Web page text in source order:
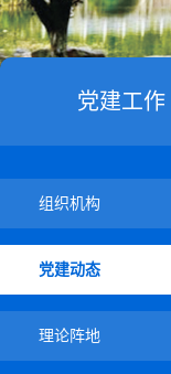
党建工作
组织机构
党建动态
理论阵地